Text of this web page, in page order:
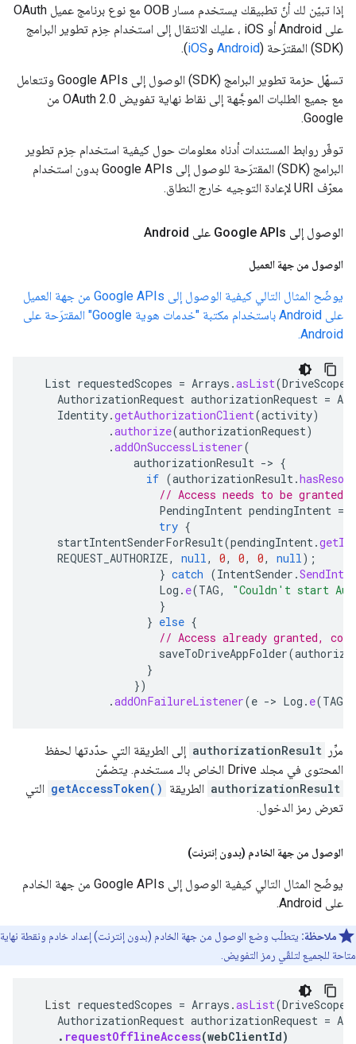
إذا تبيّن لك أنّ تطبيقك يستخدم مسار OOB مع نوع برنامج عميل OAuth
على Android أو iOS ، عليك الانتقال إلى استخدام حِزم تطوير البرامج
(SDK) المقترَحة (
Android وiOS
).
تسهّل حزمة تطوير البرامج (SDK) الوصول إلى Google APIs وتتعامل
مع جميع الطلبات الموجَّهة إلى نقاط نهاية تفويض OAuth 2.0 من
Google.
توفّر روابط المستندات أدناه معلومات حول كيفية استخدام حِزم تطوير
البرامج (SDK) المقترَحة للوصول إلى Google APIs بدون استخدام
معرّف URI لإعادة التوجيه خارج النطاق.
الوصول إلى Google APIs على Android
الوصول من جهة العميل
يوضّح المثال التالي كيفية الوصول إلى Google APIs من جهة العميل
على Android باستخدام مكتبة "خدمات هوية Google" المقترَحة على
Android.
List requestedScopes = Arrays .asList(DriveScopes
AuthorizationRequest authorizationRequest =
Identity.getAuthorizationClient(activity)
.authorize(authorizationRequest)
.addOnSuccessListener(
authorizationResult -> {
if (authorizationResult.
// Access needs to be granted
PendingIntent pendingIntent =
try {
startIntentSenderForResult(pendingIntent.
REQUEST_AUTHORIZE, null, 0, 0, 0, null);
} catch (IntentSender .
Log . e(TAG,
"Couldn't start
}
} else {
// Access already granted,
saveToDriveAppFolder(
}
})
.addOnFailureListener(e -> Log . e(TAG
مرِّر authorizationResult إلى الطريقة التي حدّدتها لحفظ
المحتوى في مجلد Drive الخاص بالـ مستخدم. يتضمّن
authorizationResult الطريقة getAccessToken() التي
تعرض رمز الدخول.
الوصول من جهة الخادم (بدون إنترنت)
يوضّح المثال التالي كيفية الوصول إلى Google APIs من جهة الخادم
على Android.
ملاحظة: يتطلّب وضع الوصول من جهة الخادم (بدون إنترنت) إعداد خادم ونقطة نهاية
متاحة للجميع لتلقّي رمز التفويض.
List requestedScopes = Arrays .asList(DriveScopes
AuthorizationRequest authorizationRequest =
. requestOfflineAccess(webClientId)